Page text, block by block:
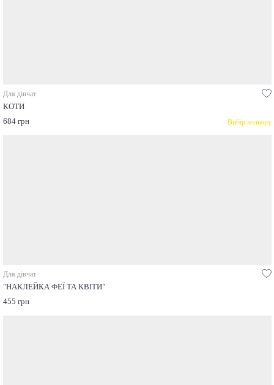
Для дівчат
КОТИ
684 грн
Вибір кольору
Для дівчат
"НАКЛЕЙКА ФЕЇ ТА КВІТИ"
455 грн